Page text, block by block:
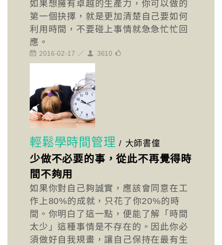
如果想擁有卓越的生產力，你可以做的
第一個抉擇，就是更加清楚自己要如何
利用時間，不要碰上事情就急急忙忙回
應。
2016-02-17 ／ 3610
輕鬆學時間管理 / 大師書僮
少做不必要的事，從此不再覺得時
間不夠用
如果你對自己夠誠實，應該會同意在工
作上80%的成就，只花了你20%的時
間。你明白了這一點，便能了解「時間
太少」這種事情是不存在的。因此你必
須做好自我規畫，讓自己保持在最有生